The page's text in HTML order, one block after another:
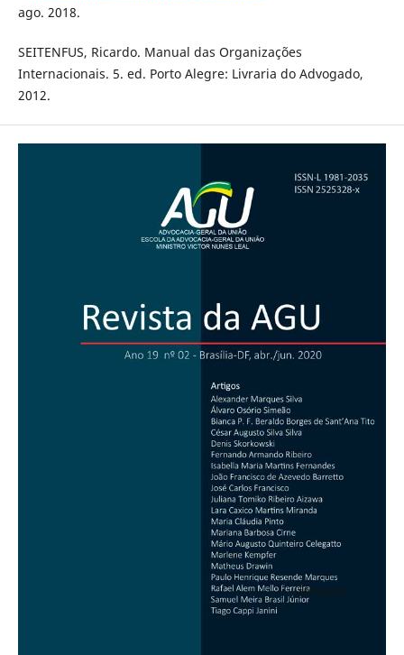
ago. 2018.
SEITENFUS, Ricardo. Manual das Organizações
Internacionais. 5. ed. Porto Alegre: Livraria do Advogado,
2012.